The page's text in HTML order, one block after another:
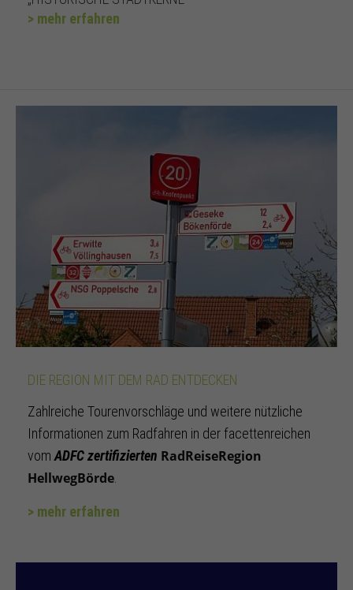
> mehr erfahren
DIE REGION MIT DEM RAD ENTDECKEN
Zahlreiche Tourenvorschläge und weitere nützliche
Informationen zum Radfahren in der facettenreichen
vom ADFC zertifizierten RadReiseRegion
HellwegBörde
> mehr erfahren